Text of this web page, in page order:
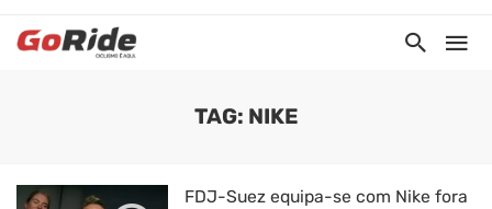
TAG: NIKE
FDJ-Suez equipa-se com Nike fora